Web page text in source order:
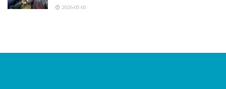
2026-05-01